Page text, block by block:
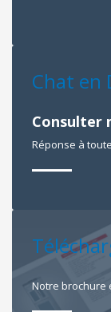
Chat en
Consulter
Réponse à
Notre brochure